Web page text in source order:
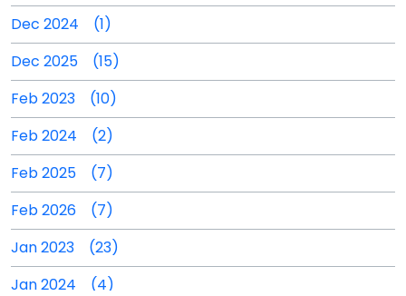
Dec 2024 (1)
Dec 2025 (15)
Feb 2023 (10)
Feb 2024 (2)
Feb 2025 (7)
Feb 2026 (7)
Jan 2023 (23)
Jan 2024 (4)